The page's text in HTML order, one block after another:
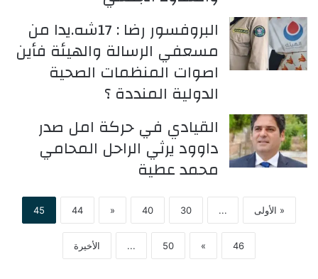
البروفسور رضا : 17شه.يدا من
مسعفي الرسالة والهيئة فأين
اصوات المنظمات الصحية
الدولية المنددة ؟
القيادي في حركة امل صدر
داوود يرثي الراحل المحامي
محمد عطية
« الأولى ...
30
40
«
44
45
46
»
50
... الأخيرة